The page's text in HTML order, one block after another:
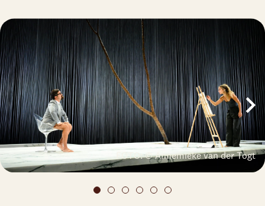
FOTO: © Annemieke van der Togt